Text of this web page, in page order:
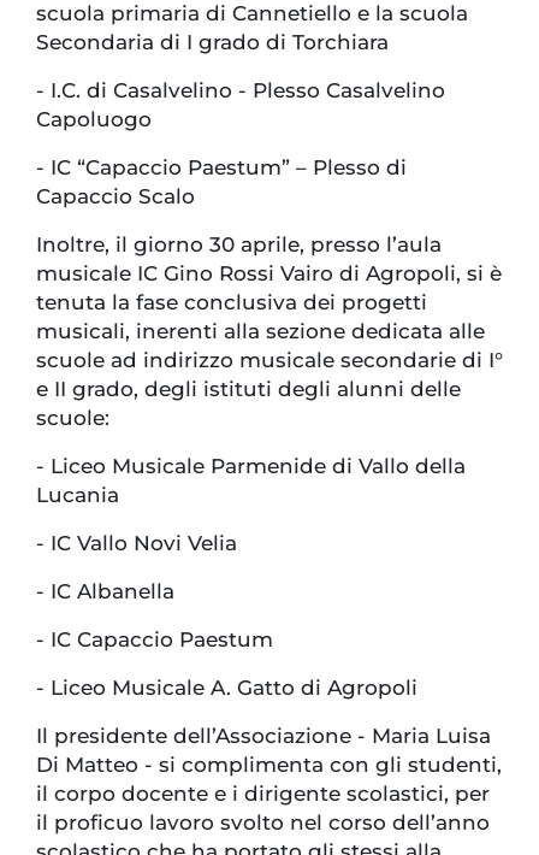
scuola primaria di Cannetiello e la scuola
Secondaria di I grado di Torchiara
- I.C. di Casalvelino - Plesso Casalvelino
Capoluogo
- IC “Capaccio Paestum” – Plesso di
Capaccio Scalo
Inoltre, il giorno 30 aprile, presso l’aula
musicale IC Gino Rossi Vairo di Agropoli, si è
tenuta la fase conclusiva dei progetti
musicali, inerenti alla sezione dedicata alle
scuole ad indirizzo musicale secondarie di I°
e II grado, degli istituti degli alunni delle
scuole:
- Liceo Musicale Parmenide di Vallo della
Lucania
- IC Vallo Novi Velia
- IC Albanella
- IC Capaccio Paestum
- Liceo Musicale A. Gatto di Agropoli
Il presidente dell’Associazione - Maria Luisa
Di Matteo - si complimenta con gli studenti,
il corpo docente e i dirigente scolastici, per
il proficuo lavoro svolto nel corso dell’anno